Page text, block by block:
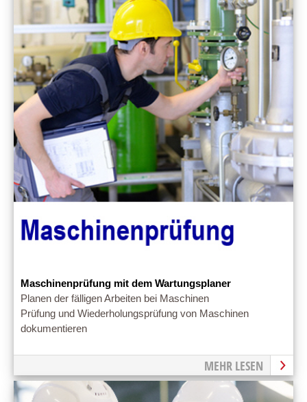
Maschinenprüfung mit dem Wartungsplaner
Planen der fälligen Arbeiten bei Maschinen
Prüfung und Wiederholungsprüfung von Maschinen
dokumentieren
MEHR LESEN